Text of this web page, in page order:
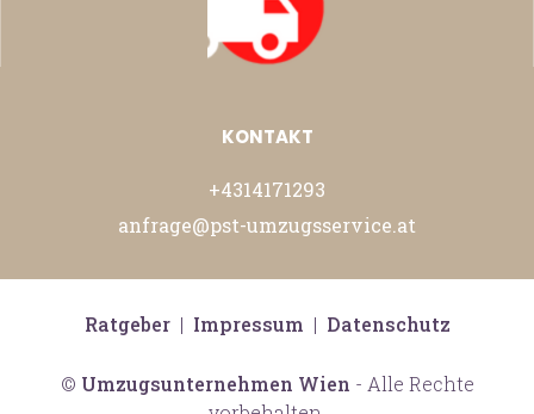
KONTAKT
+4314171293
anfrage@pst-umzugsservice.at
© Umzugsunternehmen Wien - Alle Rechte
Ratgeber| Impressum | Datenschutz